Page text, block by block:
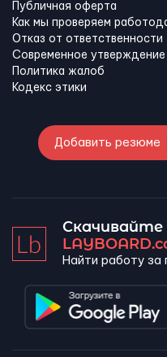
Публичная оферта
Как мы проверяем
Отказ от ответственности
Современное утверждение
Политика жалоб
Кодекс этики
Добавить резюме
Найти работу за